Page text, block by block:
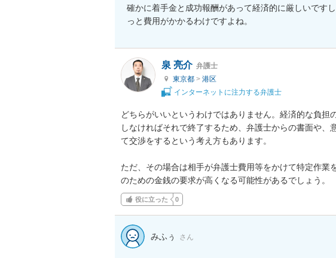
確かに着手金と成功報酬があって経済的に厳しいです
っと費用がかかるわけですよね。
泉 亮介 弁護士
東京都 > 港区
インターネットに注力する弁護士
どちらがいいというわけではありません。経済的な負担
しなければそれで終了するため、弁護士からの書面や、
て交渉をするという考え方もあります。
ただ、その場合は相手が弁護士費用等をかけて特定作業
のための金銭の要求が高くなる可能性があるでしょう。
役に立った 0
みふぅ さん